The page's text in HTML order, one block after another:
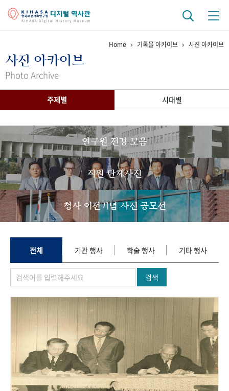
걸어온 길 기관 변천사
간행물 변천사
기록물 아카이브
사진 아카이브 문서 기록물 행정박물 영상 기록물
50+1 주년 기념
성과 50선 숫자로 보는 50년
세계와 함께 한 KIHASA
VR 역사관
Home 기록물 아카이브 사진 아카이브
사진 아카이브
Photo Archive
주제별 시대별
연구원 전경 모음
직원 단체사진
청사 이전기념 사진 공모전
전체 기관 행사 학술 행사 기타 행사
검색